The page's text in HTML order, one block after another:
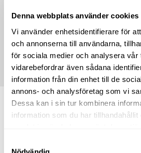
Denna webbplats använder cookies
Vi använder enhetsidentifierare för
och annonserna till användarna,
för sociala medier och analysera vår
vidarebefordrar även sådana
information från din enhet till de
annons- och analysföretag som vi
Dessa kan i sin tur kombinera
information som du har tillhandahållit
* Vi reserverar oss för eventuella
butikernas erbjudanden kan ta slut.
erbjudanden som står i butiken som
Så hittar du till